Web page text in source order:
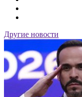
Другие новости